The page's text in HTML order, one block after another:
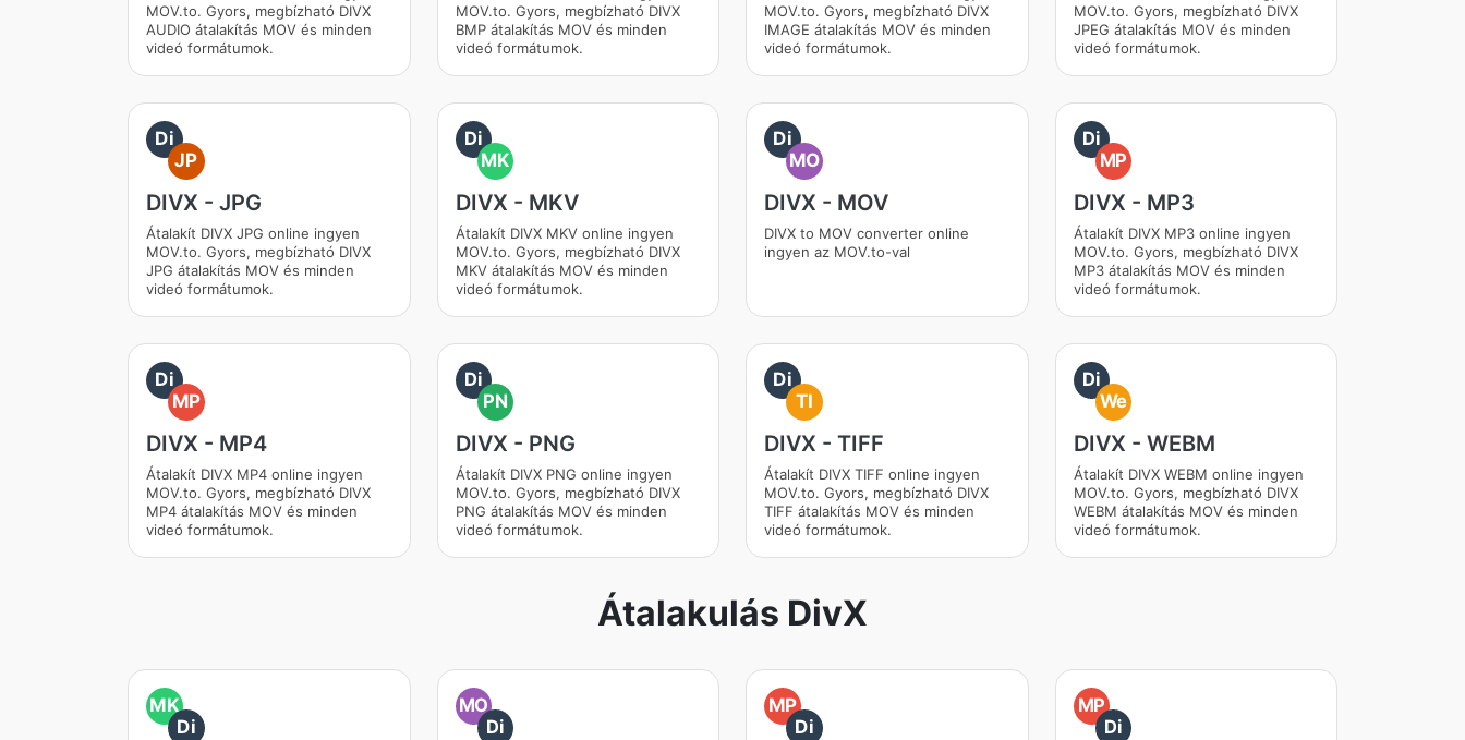
MOV.to. Gyors, megbízható DIVX
AUDIO átalakítás MOV és minden
videó formátumok.
MOV.to. Gyors, megbízható DIVX
BMP átalakítás MOV és minden
videó formátumok.
MOV.to. Gyors, megbízható DIVX
IMAGE átalakítás MOV és minden
videó formátumok.
MOV.to. Gyors, megbízható DIVX
JPEG átalakítás MOV és minden
videó formátumok.
Di
JP
DIVX - JPG
Átalakít DIVX JPG online ingyen
MOV.to. Gyors, megbízható DIVX
JPG átalakítás MOV és minden
videó formátumok.
Di
MK
DIVX - MKV
Átalakít DIVX MKV online ingyen
MOV.to. Gyors, megbízható DIVX
MKV átalakítás MOV és minden
videó formátumok.
Di
MO
DIVX - MOV
DIVX to MOV converter online
ingyen az MOV.to-val
Di
MP
DIVX - MP3
Átalakít DIVX MP3 online ingyen
MOV.to. Gyors, megbízható DIVX
MP3 átalakítás MOV és minden
videó formátumok.
Di
MP
DIVX - MP4
Átalakít DIVX MP4 online ingyen
MOV.to. Gyors, megbízható DIVX
MP4 átalakítás MOV és minden
videó formátumok.
Di
PN
DIVX - PNG
Átalakít DIVX PNG online ingyen
MOV.to. Gyors, megbízható DIVX
PNG átalakítás MOV és minden
videó formátumok.
Di
TI
DIVX - TIFF
Átalakít DIVX TIFF online ingyen
MOV.to. Gyors, megbízható DIVX
TIFF átalakítás MOV és minden
videó formátumok.
Di
We
DIVX - WEBM
Átalakít DIVX WEBM online ingyen
MOV.to. Gyors, megbízható DIVX
WEBM átalakítás MOV és minden
videó formátumok.
Átalakulás DivX
MK
Di
MO
Di
MP
Di
MP
Di